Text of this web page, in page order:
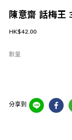
陳意齋 話梅王
HK$42.00
數量
分享到